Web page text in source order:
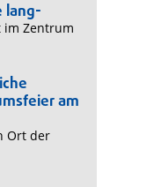
lang-
im Zentrum
am
Ort der